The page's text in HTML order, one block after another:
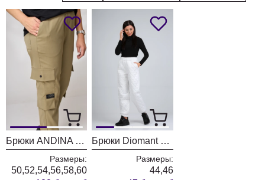
Брюки ANDINA CITY 2006
Размеры:
50,52,54,56,58,60
Брюки Diomant 1751 белый
Размеры:
44,46